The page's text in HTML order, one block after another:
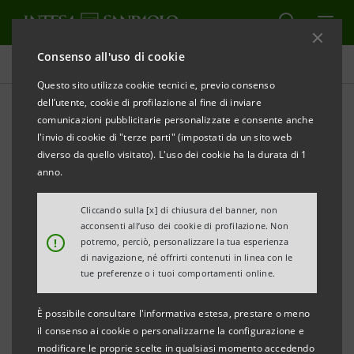
Consenso all'uso di cookie
Questo sito utilizza cookie tecnici e, previo consenso
dell’utente, cookie di profilazione al fine di inviare
comunicazioni pubblicitarie personalizzate e consente anche
l'invio di cookie di "terze parti" (impostati da un sito web
diverso da quello visitato). L'uso dei cookie ha la durata di 1
anno.
!
Cliccando sulla [x] di chiusura del banner, non
acconsenti all’uso dei cookie di profilazione. Non
potremo, perciò, personalizzare la tua esperienza
di navigazione, né offrirti contenuti in linea con le
tue preferenze o i tuoi comportamenti online.
È possibile consultare l'informativa estesa, prestare o meno
il consenso ai cookie o personalizzarne la configurazione e
modificare le proprie scelte in qualsiasi momento accedendo
Comunicati stampa
STAMPA AGGIORNA
COMUNICATO STAMPA
POLITO TECHSHARE DAY
Torino, 14 marzo 2017-Più di 100 imprese
partecipanti, circa 300 incontri one to one tra
inventori e aziende e più di 30 brevetti presentati
anche per la sua seconda edizione ilPoliTo
Techshare Day
organizzato da
Politecnico di Torino